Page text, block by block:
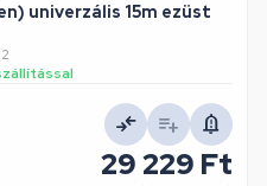
univerzális 15m ezüst
29 229 Ft